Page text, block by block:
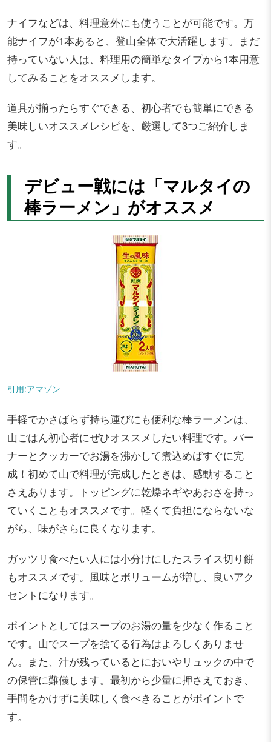
ナイフなどは、料理意外にも使うことが可能です。万
能ナイフが1本あると、登山全体で大活躍します。まだ
持っていない人は、料理用の簡単なタイプから1本用意
してみることをオススメします。
道具が揃ったらすぐできる、初心者でも簡単にできる
美味しいオススメレシピを、厳選して3つご紹介しま
す。
デビュー戦には「マルタイの
棒ラーメン」がオススメ
引用:アマゾン
手軽でかさばらず持ち運びにも便利な棒ラーメンは、
山ごはん初心者にぜひオススメしたい料理です。バー
ナーとクッカーでお湯を沸かして煮込めばすぐに完
成！初めて山で料理が完成したときは、感動すること
さえあります。トッピングに乾燥ネギやあおさを持っ
ていくこともオススメです。軽くて負担にならないな
がら、味がさらに良くなります。
ガッツリ食べたい人には小分けにしたスライス切り餅
もオススメです。風味とボリュームが増し、良いアク
セントになります。
ポイントとしてはスープのお湯の量を少なく作ること
です。山でスープを捨てる行為はよろしくありませ
ん。また、汁が残っているとにおいやリュックの中で
の保管に難儀します。最初から少量に押さえておき、
手間をかけずに美味しく食べきることがポイントで
す。